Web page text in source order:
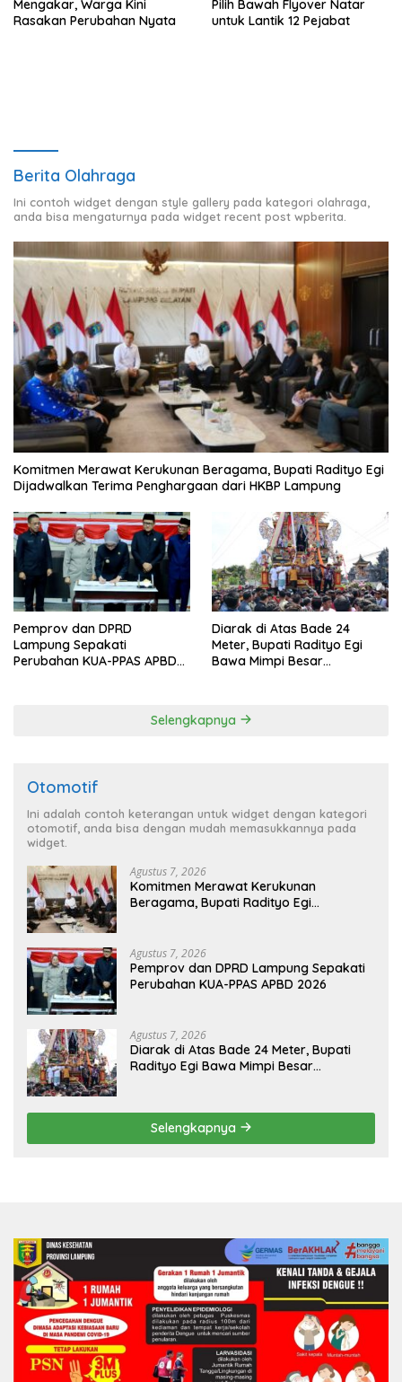
Mengakar, Warga Kini
Rasakan Perubahan Nyata
Pilih Bawah Flyover Natar
untuk Lantik 12 Pejabat
Berita Olahraga
Ini contoh widget dengan style gallery pada kategori olahraga,
anda bisa mengaturnya pada widget recent post wpberita.
Komitmen Merawat Kerukunan Beragama, Bupati Radityo Egi
Dijadwalkan Terima Penghargaan dari HKBP Lampung
Pemprov dan DPRD
Lampung Sepakati
Perubahan KUA-PPAS APBD
Diarak di Atas Bade 24
Meter, Bupati Radityo Egi
Bawa Mimpi Besar
Selengkapnya
Otomotif
Ini adalah contoh keterangan untuk widget dengan kategori
otomotif, anda bisa dengan mudah memasukkannya pada
widget.
Agustus 7, 2026
Komitmen Merawat Kerukunan
Beragama, Bupati Radityo Egi
Agustus 7, 2026
Pemprov dan DPRD Lampung Sepakati
Perubahan KUA-PPAS APBD 2026
Agustus 7, 2026
Diarak di Atas Bade 24 Meter, Bupati
Radityo Egi Bawa Mimpi Besar
Selengkapnya